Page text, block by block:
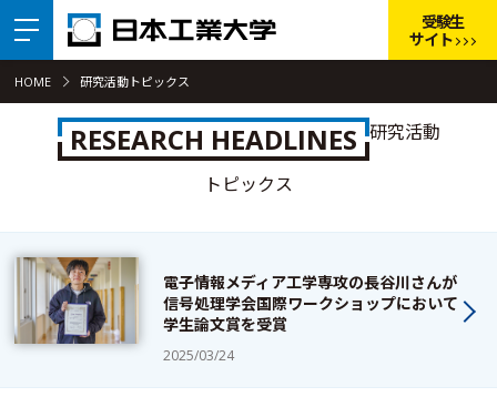
受験生
サイト
HOME 研究活動トピックス
RESEARCH HEADLINES 研究活動
トピックス
電子情報メディア工学専攻の長谷川さんが
信号処理学会国際ワークショップにおいて
学生論文賞を受賞
2025/03/24